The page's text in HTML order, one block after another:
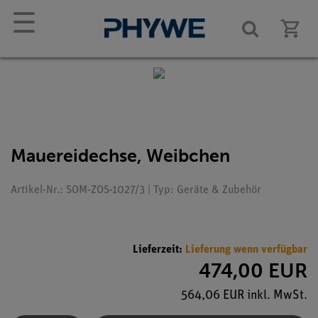
☰
Mauereidechse, Weibchen
Artikel-Nr.: SOM-ZOS-1027/3 | Typ: Geräte & Zubehör
Lieferzeit: Lieferung wenn verfügbar
474,00 EUR
564,06 EUR inkl. MwSt.